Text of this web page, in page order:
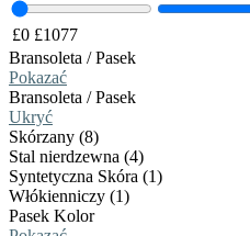
£0 £1077
Bransoleta / Pasek
Pokazać
Bransoleta / Pasek
Ukryć
Skórzany (8)
Stal nierdzewna (4)
Syntetyczna Skóra (1)
Włókienniczy (1)
Pasek Kolor